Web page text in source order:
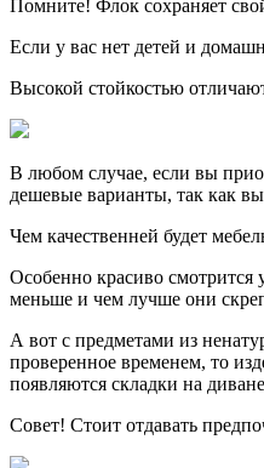
Помните! Флок сохраняет
Если у вас нет детей и
Высокой стойкостью
В любом случае, если вы
дешевые варианты, так как
Чем качественней будет
Особенно красиво смотрится
меньше и чем лучше они
А вот с предметами из
проверенное временем, то
появляются складки на
Совет! Стоит отдавать